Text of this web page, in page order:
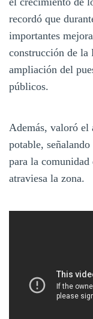
recordó que
importantes
construcción de la
ampliación del
públicos.
Además, valoró el
potable,
para la comunidad
atraviesa la zona.